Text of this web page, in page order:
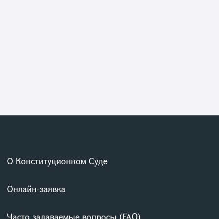
О Конституционном Суде
Онлайн-заявка
Часто задаваемые вопросы (FAQ)